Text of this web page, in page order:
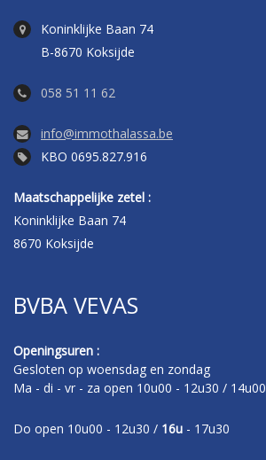
Koninklijke Baan 74
B-8670 Koksijde
058 51 11 62
info@immothalassa.be
KBO 0695.827.916
Maatschappelijke zetel :
Koninklijke Baan 74
8670 Koksijde
BVBA VEVAS
Openingsuren :
Gesloten op woensdag en zondag
Ma - di - vr - za open 10u00 - 12u30 /
Do open 10u00 - 12u30 / 16u - 17u30